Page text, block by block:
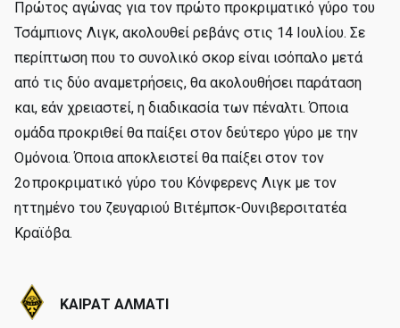
Πρώτος αγώνας για τον πρώτο προκριματικό γύρο του
Τσάμπιονς Λιγκ, ακολουθεί ρεβάνς στις 14 Ιουλίου. Σε
περίπτωση που το συνολικό σκορ είναι ισόπαλο μετά
από τις δύο αναμετρήσεις, θα ακολουθήσει παράταση
και, εάν χρειαστεί, η διαδικασία των πέναλτι. Όποια
ομάδα προκριθεί θα παίξει στον δεύτερο γύρο με την
Ομόνοια. Όποια αποκλειστεί θα παίξει στον τον
2ο προκριματικό γύρο του Κόνφερενς Λιγκ με τον
ηττημένο του ζευγαριού Βιτέμπσκ-Ουνιβερσιτατέα
Κραϊόβα.
ΚΑΙΡΑΤ ΑΛΜΑΤΙ